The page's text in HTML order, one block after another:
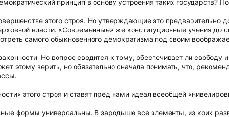
принцип в основу устроения таких государств?
этого строя. Но утверждающие это предварительно
власти. «Современные» же конституционные учения до
самого обыкновенного демократизма под своим
Но вопрос сводится к тому, обеспечивает ли
этому верить, но обязательно сначала понимать, что,
этого строя и ставят пред нами идеал всеобщей
формы универсальны. В зародыше все элементы, из коих